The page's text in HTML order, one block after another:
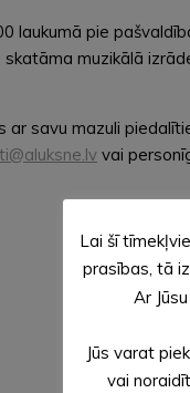
laukumā pie
muzikālā
savu mazuli
vai
Lai šī
prasības, tā
Ar
Jūs varat
vai